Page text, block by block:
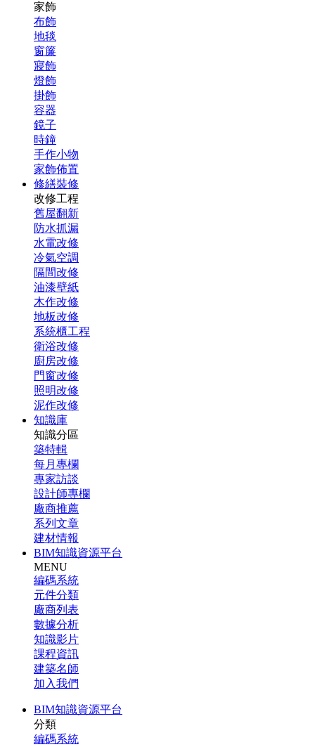
家飾
布飾
地毯
窗簾
寢飾
燈飾
掛飾
容器
鏡子
時鐘
手作小物
家飾佈置
修繕裝修
改修工程
舊屋翻新
防水抓漏
水電改修
冷氣空調
隔間改修
油漆壁紙
木作改修
地板改修
系統櫃工程
衛浴改修
廚房改修
門窗改修
照明改修
泥作改修
知識庫
知識分區
築特輯
每月專欄
專家訪談
設計師專欄
廠商推薦
系列文章
建材情報
BIM知識資源平台
MENU
編碼系統
元件分類
廠商列表
數據分析
知識影片
課程資訊
建築名師
加入我們
BIM知識資源平台
分類
編碼系統